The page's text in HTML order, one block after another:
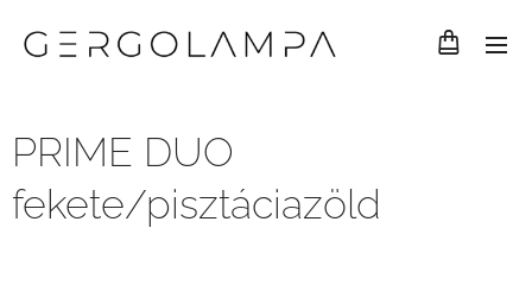
PRIME DUO
fekete/pisztáciazöld